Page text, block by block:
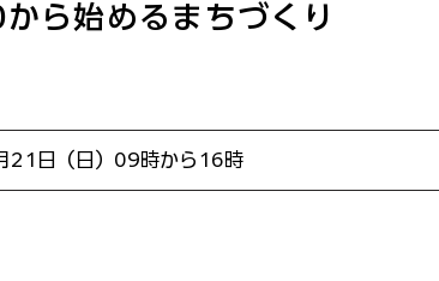
ら始めるまちづくり
21日（日）09時から16時